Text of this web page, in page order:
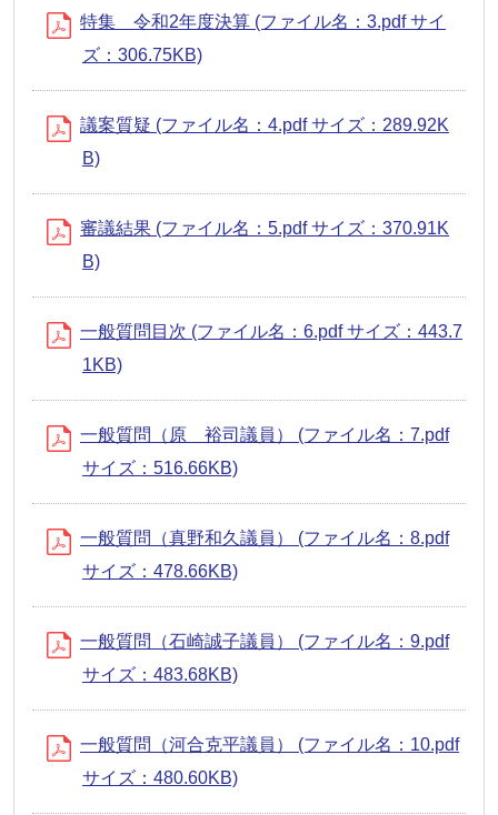
特集 令和2年度決算 (ファイル名：3.pdf サイ
ズ：306.75KB)
議案質疑 (ファイル名：4.pdf サイズ：289.92K
B)
審議結果 (ファイル名：5.pdf サイズ：370.91K
B)
一般質問目次 (ファイル名：6.pdf サイズ：443.7
1KB)
一般質問（原 裕司議員） (ファイル名：7.pdf
サイズ：516.66KB)
一般質問（真野和久議員） (ファイル名：8.pdf
サイズ：478.66KB)
一般質問（石崎誠子議員） (ファイル名：9.pdf
サイズ：483.68KB)
一般質問（河合克平議員） (ファイル名：10.pdf
サイズ：480.60KB)